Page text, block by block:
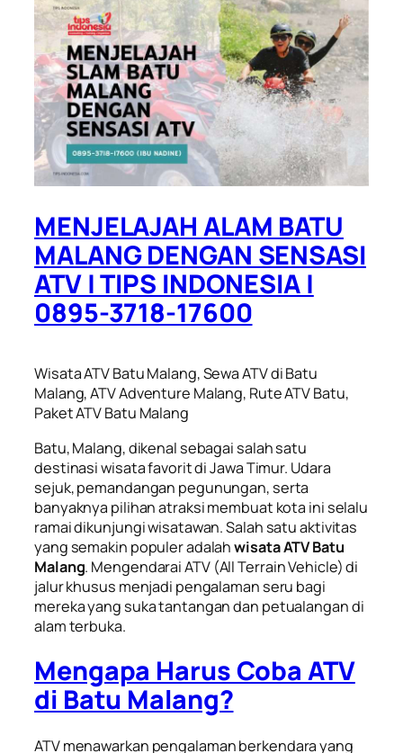
MENJELAJAH ALAM BATU
MALANG DENGAN SENSASI
ATV | TIPS INDONESIA |
0895-3718-17600
Wisata ATV Batu Malang, Sewa ATV di Batu
Malang, ATV Adventure Malang, Rute ATV Batu,
Paket ATV Batu Malang
Batu, Malang, dikenal sebagai salah satu
destinasi wisata favorit di Jawa Timur. Udara
sejuk, pemandangan pegunungan, serta
banyaknya pilihan atraksi membuat kota ini selalu
ramai dikunjungi wisatawan. Salah satu aktivitas
yang semakin populer adalahwisata ATV Batu
Malang. Mengendarai ATV (All Terrain Vehicle) di
jalur khusus menjadi pengalaman seru bagi
mereka yang suka tantangan dan petualangan di
alam terbuka.
Mengapa Harus Coba ATV
di Batu Malang?
ATV menawarkan pengalaman berkendara yang